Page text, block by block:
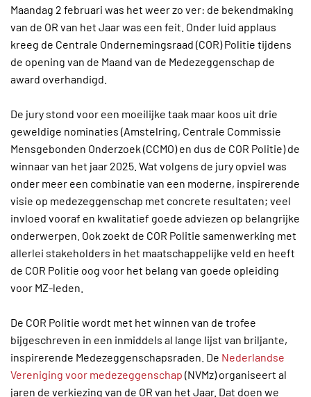
Maandag 2 februari was het weer zo ver: de bekendmaking
van de OR van het Jaar was een feit. Onder luid applaus
kreeg de Centrale Ondernemingsraad (COR) Politie tijdens
de opening van de Maand van de Medezeggenschap de
award overhandigd.
De jury stond voor een moeilijke taak maar koos uit drie
geweldige nominaties (Amstelring, Centrale Commissie
Mensgebonden Onderzoek (CCMO) en dus de COR Politie) de
winnaar van het jaar 2025. Wat volgens de jury opviel was
onder meer een combinatie van een moderne, inspirerende
visie op medezeggenschap met concrete resultaten; veel
invloed vooraf en kwalitatief goede adviezen op belangrijke
onderwerpen. Ook zoekt de COR Politie samenwerking met
allerlei stakeholders in het maatschappelijke veld en heeft
de COR Politie oog voor het belang van goede opleiding
voor MZ-leden.
De COR Politie wordt met het winnen van de trofee
bijgeschreven in een inmiddels al lange lijst van briljante,
inspirerende Medezeggenschapsraden. De Nederlandse
Vereniging voor medezeggenschap (NVMz) organiseert al
jaren de verkiezing van de OR van het Jaar. Dat doen we